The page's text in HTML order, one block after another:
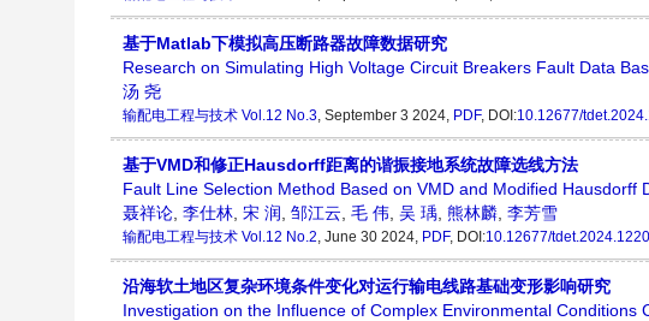
基于Matlab下模拟高压断路器故障数据研究
Research on Simulating High Voltage Circuit Breakers Fault Data
汤 尧
输配电工程与技术 Vol.12 No.3, September 3 2024, PDF, DOI:10.12677/
基于VMD和修正Hausdorff距离的谐振接地系统故障选线方法
Fault Line Selection Method Based on VMD and Modified Hausdorff
聂祥论 李仕林 宋 润 邹江云 毛 伟 吴 瑀 熊林麟 李芳雪
输配电工程与技术 Vol.12 No.2, June 30 2024, PDF, DOI:10.12677/
沿海软土地区复杂环境条件变化对运行输电线路基础变形影响研究
Investigation on the Influence of Complex Environmental